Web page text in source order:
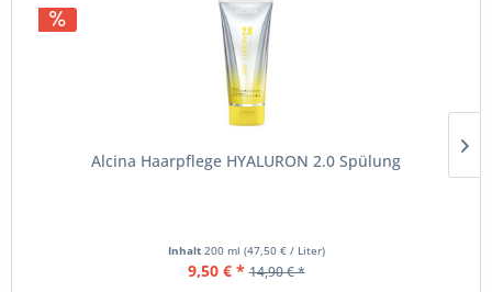
Alcina Haarpflege HYALURON 2.0 Spülung
Inhalt 200 ml (47,50 € / Liter)
9,50 € * 14,90 € *